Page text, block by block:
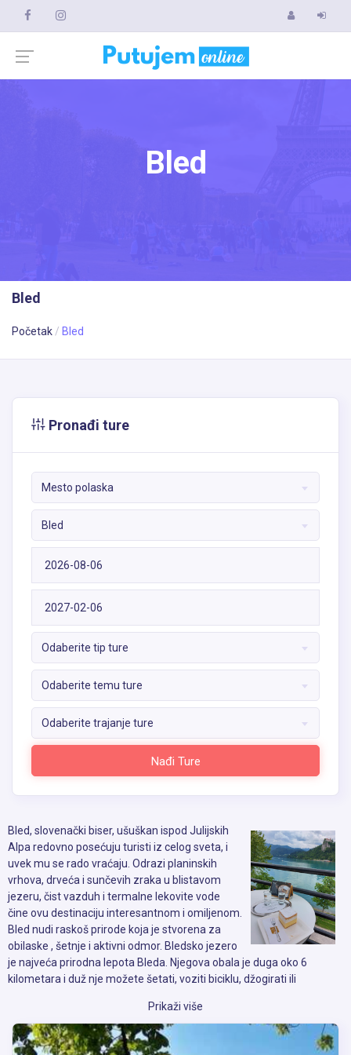
Bled
Bled
Početak Bled
Pronađi ture
Mesto polaska
Bled
Odaberite tip ture
Odaberite temu ture
Odaberite trajanje ture
Nađi Ture
Bled, slovenački biser, ušuškan ispod Julijskih
Alpa redovno posećuju turisti iz celog sveta, i
uvek mu se rado vraćaju. Odrazi planinskih
vrhova, drveća i sunčevih zraka u blistavom
jezeru, čist vazduh i termalne lekovite vode
čine ovu destinaciju interesantnom i omiljenom.
Bled nudi raskoš prirode koja je stvorena za
obilaske , šetnje i aktivni odmor. Bledsko jezero
je najveća prirodna lepota Bleda. Njegova obala je duga oko 6
kilometara i duž nje možete šetati, voziti biciklu, džogirati ili
relaksira um i telo. Jezerom plove graciozni labudovi i patke. U blizini
postoje tereni za golf i tenis, a dozvoljeno je i pecanje. Slikovito
ostrvo na Bledskom jezeru prepoznatljivo je po Crkvi Uspenja i
Prikaži više